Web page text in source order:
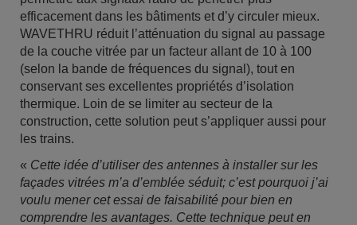
efficacement dans les bâtiments et d’y circuler mieux.
WAVETHRU réduit l’atténuation du signal au passage
de la couche vitrée par un facteur allant de 10 à 100
(selon la bande de fréquences du signal), tout en
conservant ses excellentes propriétés d’isolation
thermique. Loin de se limiter au secteur de la
construction, cette solution peut s’appliquer aussi pour
les trains.
« Cette idée d’utiliser des antennes à installer sur les
façades vitrées m’a d’emblée séduit; c’est pourquoi j’ai
voulu mener cet essai de faisabilité pour bien en
comprendre les avantages. Cette technique peut en